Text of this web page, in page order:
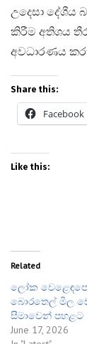
උදෙසා දේශීය
කිරීම අතිශය
අවධාරණය
Share this:
Facebook
Like this:
Related
ලෝක
බොරතෙල් මිල
සීමාවෙන් පහළට
June 17, 2026